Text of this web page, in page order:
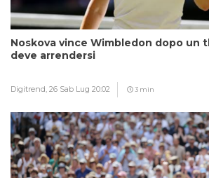
Noskova vince Wimbledon dopo un
deve arrendersi
Digitrend, 26 Sab Lug 20:02 3 min